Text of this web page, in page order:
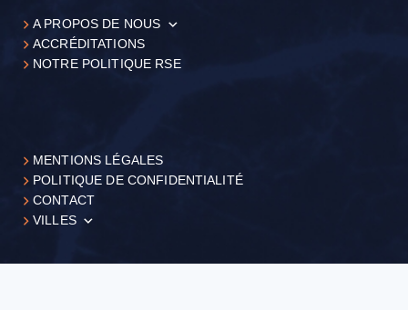
A PROPOS DE NOUS
ACCRÉDITATIONS
NOTRE POLITIQUE RSE
MENTIONS LÉGALES
POLITIQUE DE CONFIDENTIALITÉ
CONTACT
VILLES